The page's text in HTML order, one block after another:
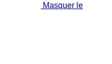
Masquer le